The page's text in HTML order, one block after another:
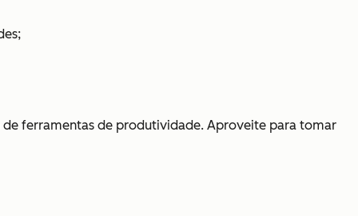
ferramentas de produtividade. Aproveite para tomar